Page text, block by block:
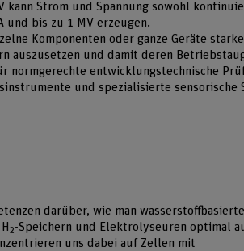
kann Strom und Spannung sowohl
bis zu 1 MV erzeugen.
Komponenten oder ganze Geräte
auszusetzen und damit deren
normgerechte entwicklungstechnische
und spezialisierte sensorische
darüber, wie man wasserstoffbasierte
2-Speichern und Elektrolyseuren optimal
uns dabei auf Zellen mit